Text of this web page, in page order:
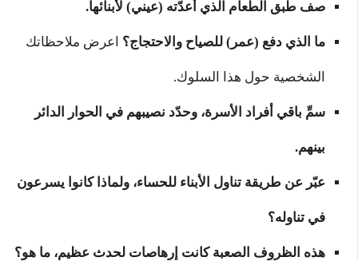
صف طبق الطعام الذي أعدّته (عيني) لأبنائها.
ما الذي دفع (عمر) للصياح والاحتجاج؟ اعرض ملاحظاتك
الشخصية حول هذا السلوك.
سمِّ باقي أفراد الأسرة، وحدّد نصيبهم في الحوار الدائر
بينهم.
عبّر عن طريقة تناول الأبناء للحساء، ولماذا كانوا يسرعون
في تناوله؟
هذه الظروف الصعبة كانت إرهاصات لحدث عظيم، ما هو؟